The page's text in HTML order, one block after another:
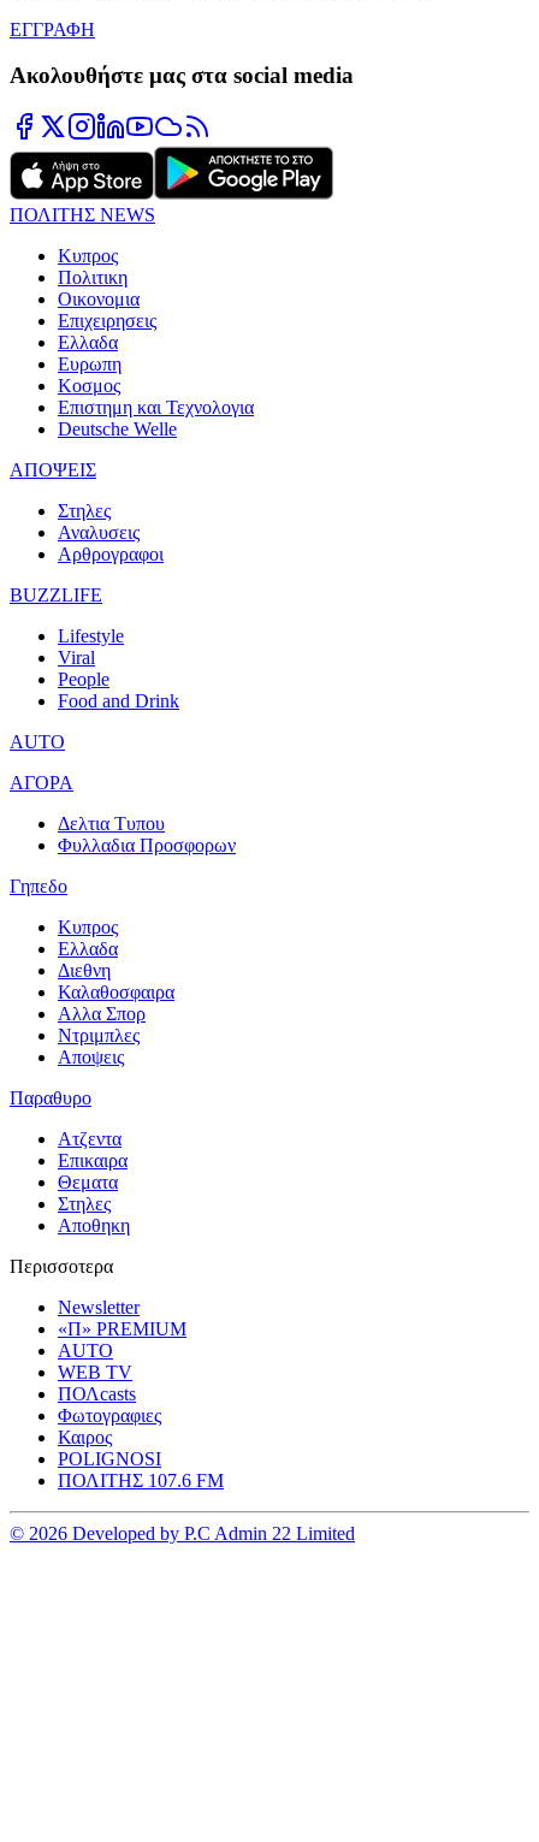
ΕΓΓΡΑΦΗ
Ακολουθήστε μας στα social media
ΠΟΛΙΤΗΣ NEWS
Κυπρος
Πολιτικη
Οικονομια
Επιχειρησεις
Ελλαδα
Ευρωπη
Κοσμος
Επιστημη και Τεχνολογια
Deutsche Welle
ΑΠΟΨΕΙΣ
Στηλες
Αναλυσεις
Αρθρογραφοι
BUZZLIFE
Lifestyle
Viral
People
Food and Drink
AUTO
ΑΓΟΡΑ
Δελτια Τυπου
Φυλλαδια Προσφορων
Γηπεδο
Κυπρος
Ελλαδα
Διεθνη
Καλαθοσφαιρα
Αλλα Σπορ
Ντριμπλες
Αποψεις
Παραθυρο
Ατζεντα
Επικαιρα
Θεματα
Στηλες
Αποθηκη
Περισσοτερα
Newsletter
«Π» PREMIUM
AUTO
WEB TV
ΠΟΛcasts
Φωτογραφιες
Καιρος
POLIGNOSI
ΠΟΛΙΤΗΣ 107.6 FM
© 2026 Developed by P.C Admin 22 Limited